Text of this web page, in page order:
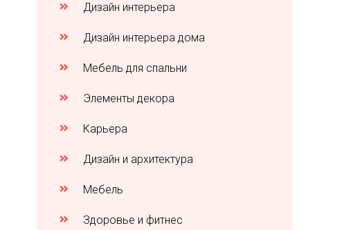
Дизайн интерьера
Дизайн интерьера дома
Мебель для спальни
Элементы декора
Карьера
Дизайн и архитектура
Мебель
Здоровье и фитнес